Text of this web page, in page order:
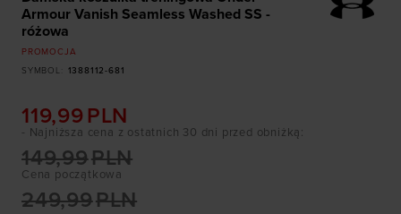
Armour Vanish Seamless Washed SS -
różowa
PROMOCJA
SYMBOL
1388112-681
119,99 PLN
Cena początkowa
249,99PLN
149,99PLN
- Najniższa cena z ostatnich 30 dni przed obniżką: